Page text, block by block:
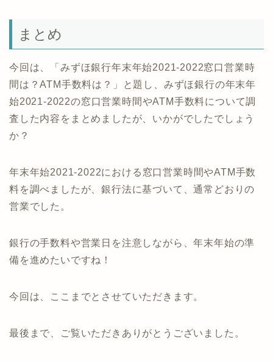
まとめ
今回は、「みずほ銀行年末年始2021-2022窓口営業時
間は？ATM手数料は？」と題し、みずほ銀行の年末年
始2021-2022の窓口営業時間やATM手数料について調
査した内容をまとめましたが、いかがでしたでしょう
か？
年末年始2021-2022における窓口営業時間やATM手数
料を調べましたが、銀行法に基づいて、通常どおりの
営業でした。
銀行の手数料や営業日を注意しながら、年末年始の準
備を進めたいですね！
今回は、ここまでとさせていただきます。
最後まで、ご覧いただきありがとうございました。